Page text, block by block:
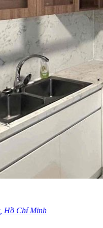
Hồ Chí Minh